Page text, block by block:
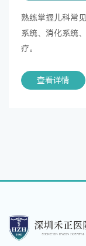
熟练掌握儿科常
系统、消化系统
疗。
查看详情